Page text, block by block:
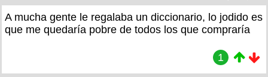
A mucha gente le regalaba un diccionario, lo jodido es
que me quedaría pobre de todos los que compraría
1